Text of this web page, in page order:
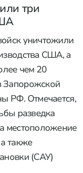
три
уничтожили
США, а
чем 20
Запорожской
РФ. Отмечается,
разведка
местоположение
также
(САУ)